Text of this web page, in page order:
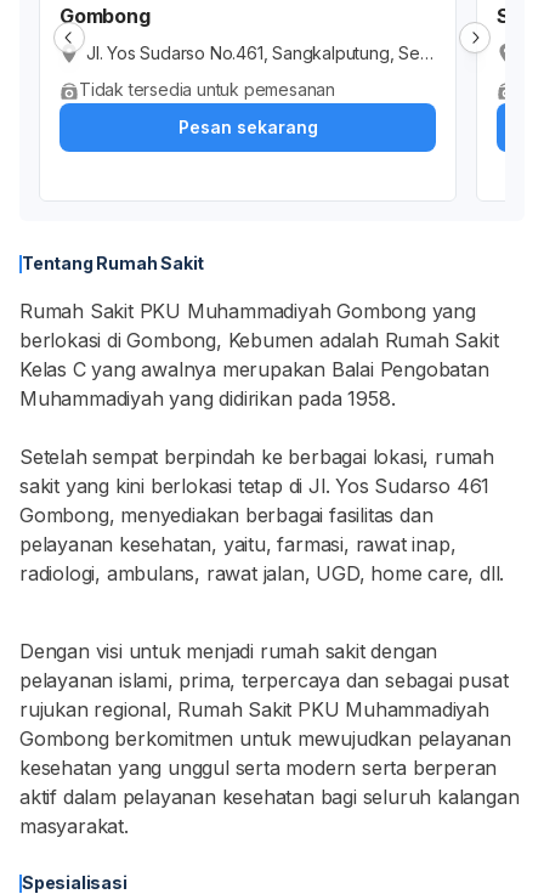
Gombong
Jl. Yos Sudarso No.461, Sangkalputung, Sem
ondo, Kec. Gombong, Kabupaten Kebumen,
Jawa Tengah 54421, Indonesia
Tidak tersedia untuk pemesanan
Pesan sekarang
Tentang Rumah Sakit
Rumah Sakit PKU Muhammadiyah Gombong yang
berlokasi di Gombong, Kebumen adalah Rumah Sakit
Kelas C yang awalnya merupakan Balai Pengobatan
Muhammadiyah yang didirikan pada 1958.
Setelah sempat berpindah ke berbagai lokasi, rumah
sakit yang kini berlokasi tetap di Jl. Yos Sudarso 461
Gombong, menyediakan berbagai fasilitas dan
pelayanan kesehatan, yaitu, farmasi, rawat inap,
radiologi, ambulans, rawat jalan, UGD, home care, dll.
Dengan visi untuk menjadi rumah sakit dengan
pelayanan islami, prima, terpercaya dan sebagai pusat
rujukan regional, Rumah Sakit PKU Muhammadiyah
Gombong berkomitmen untuk mewujudkan pelayanan
kesehatan yang unggul serta modern serta berperan
aktif dalam pelayanan kesehatan bagi seluruh kalangan
masyarakat.
Spesialisasi